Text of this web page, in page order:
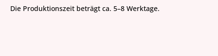
Die Produktionszeit beträgt ca. 5–8 Werktage.